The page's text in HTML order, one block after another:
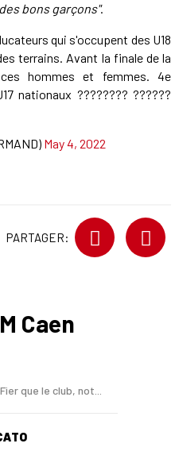
bons garçons".
qui s'occupent des U18
terrains. Avant la finale de la
hommes et femmes. 4e
nationaux ???????? ??????
May 4, 2022
PARTAGER:
Caen
que le club, not...